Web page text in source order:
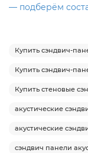
— подберём
Купить сэндвич-
Купить сэндвич-
Купить стеновые
акустические
акустические
сэндвич панели